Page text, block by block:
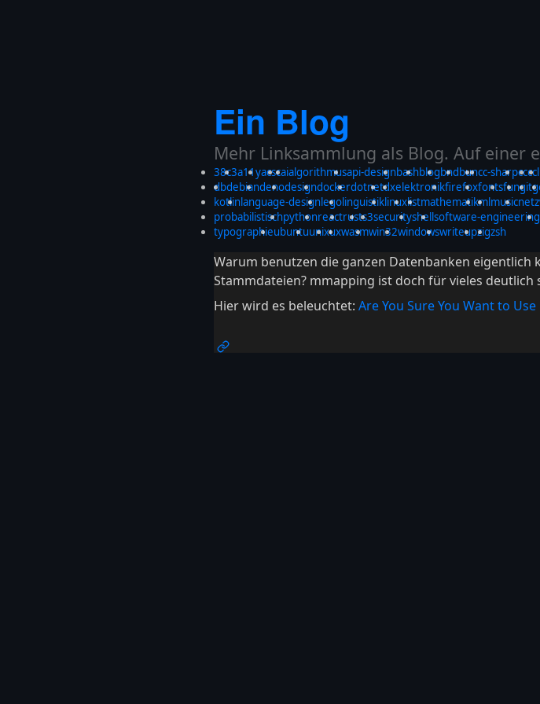
Ein Blog
Mehr Linksammlung als Blog. Auf einer
38c3a11yacscaialgorithmusapi-designbashblogbndbuncc-sharpccc
dbdebiandenodesigndockerdotnetdxelektronikfirefoxfontsfungit
kotlinlanguage-designlegolinguistiklinuxlistmathematikmlmusic
probabilistischpythonreactrusts3securityshellsoftware-engineering
typographieubuntuunixuxwasmwin32windowswriteupzigzsh
Warum benutzen die ganzen Datenbanken
Stammdateien? mmapping ist doch für vieles deutlich
Hier wird es beleuchtet: Are You Sure You Want to